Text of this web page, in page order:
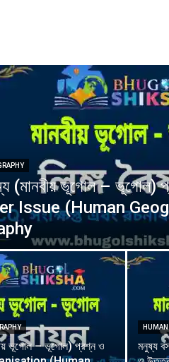
(মানবীয় ভূগোল –
Issue (Human
ভূগোল – ভূগোল) প্রশ্ন ও
মনুষ্য